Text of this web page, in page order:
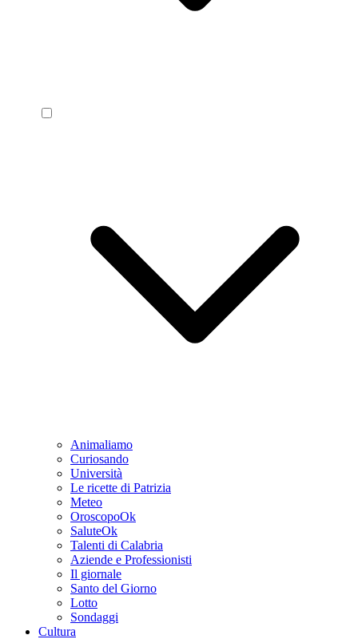
Animaliamo
Curiosando
Università
Le ricette di Patrizia
Meteo
OroscopoOk
SaluteOk
Talenti di Calabria
Aziende e Professionisti
Il giornale
Santo del Giorno
Lotto
Sondaggi
Cultura